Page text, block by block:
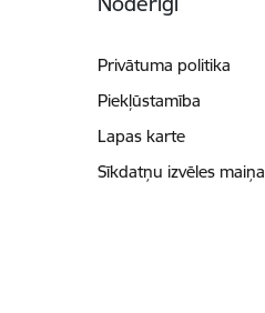
Privātuma politika
Piekļūstamība
Lapas karte
Sīkdatņu izvēles maiņa